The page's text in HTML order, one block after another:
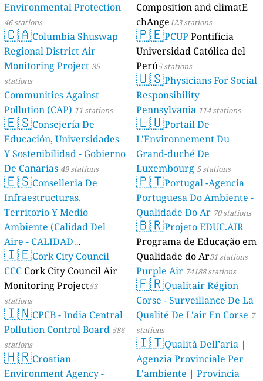
Environmental Protection
46 stations
🇨🇦Columbia Shuswap
Regional District Air
Monitoring Project 35
stations
Communities Against
Pollution (CAP) 11 stations
🇪🇸Consejería De
Educación, Universidades
Y Sostenibilidad - Gobierno
De Canarias 49 stations
🇪🇸Conselleria De
Infraestructuras,
Territorio Y Medio
Ambiente (Calidad Del
Aire - CALIDAD
AMBIENTAL) 23 stations
🇮🇪Cork City Council
CCC Cork City Council Air
Monitoring Project53
stations
🇮🇳CPCB - India Central
Pollution Control Board 586
stations
🇭🇷Croatian
Environment Agency -
Composition and climatE
chAnge123 stations
🇵🇪PCUP Pontificia
Universidad Católica del
Perú5 stations
🇺🇸Physicians For Social
Responsibility
Pennsylvania 114 stations
🇱🇺Portail De
L'Environnement Du
Grand-duché De
Luxembourg 5 stations
🇵🇹Portugal -Agencia
Portuguesa Do Ambiente -
Qualidade Do Ar 70 stations
🇧🇷Projeto EDUC.AIR
Programa de Educação em
Qualidade do Ar31 stations
Purple Air 74188 stations
🇫🇷Qualitair Région
Corse - Surveillance De La
Qualité De L'air En Corse 7
stations
🇮🇹Qualità Dell’aria |
Agenzia Provinciale Per
L'ambiente | Provincia